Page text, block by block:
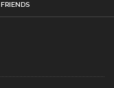
FRIENDS